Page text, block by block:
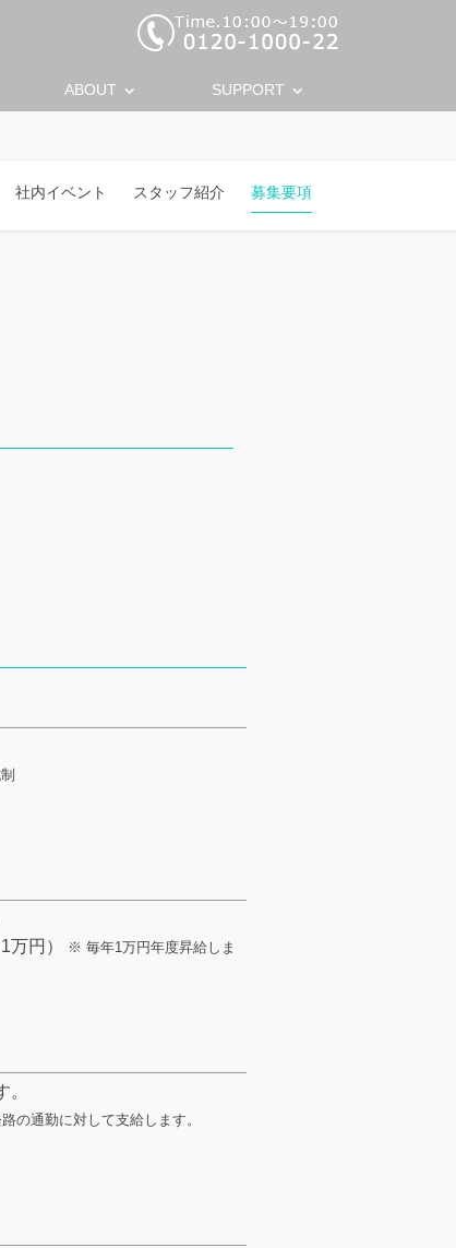
ABOUT keyboard_arrow_down SUPPORT keyboard_arrow_down
社内イベント スタッフ紹介 募集要項
万円）
※ 毎年1万円年度昇給しま
の通勤に対して支給します。